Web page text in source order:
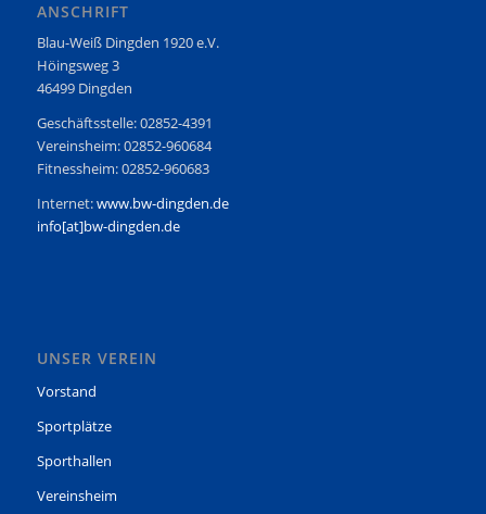
ANSCHRIFT
Blau-Weiß Dingden 1920 e.V.
Höingsweg 3
46499 Dingden
Geschäftsstelle: 02852-4391
Vereinsheim: 02852-960684
Fitnessheim: 02852-960683
Internet:www.bw-dingden.de
info[at]bw-dingden.de
UNSER VEREIN
Vorstand
Sportplätze
Sporthallen
Vereinsheim